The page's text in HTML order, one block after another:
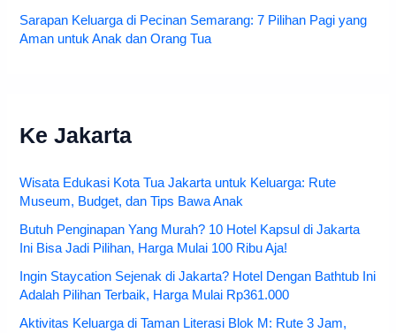
Sarapan Keluarga di Pecinan Semarang: 7 Pilihan Pagi yang
Aman untuk Anak dan Orang Tua
Ke Jakarta
Wisata Edukasi Kota Tua Jakarta untuk Keluarga: Rute
Museum, Budget, dan Tips Bawa Anak
Butuh Penginapan Yang Murah? 10 Hotel Kapsul di Jakarta
Ini Bisa Jadi Pilihan, Harga Mulai 100 Ribu Aja!
Ingin Staycation Sejenak di Jakarta? Hotel Dengan Bathtub Ini
Adalah Pilihan Terbaik, Harga Mulai Rp361.000
Aktivitas Keluarga di Taman Literasi Blok M: Rute 3 Jam,